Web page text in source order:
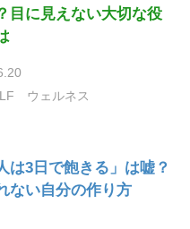
目に見えない大切な役
ウェルネス
は3日で飽きる」は嘘？
ない自分の作り方